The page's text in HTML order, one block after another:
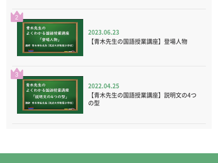
2
2023.06.23
【青木先生の国語授業講座】登場人物
3
2022.04.25
【青木先生の国語授業講座】説明文の4つ
の型